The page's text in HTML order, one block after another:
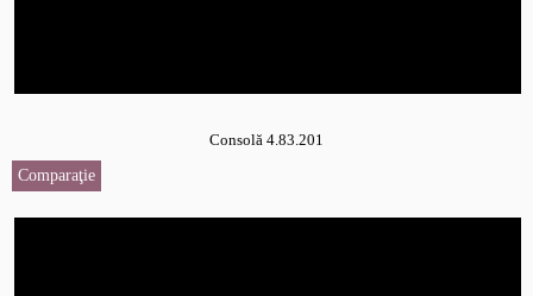
Consolă 4.83.201
Comparaţie